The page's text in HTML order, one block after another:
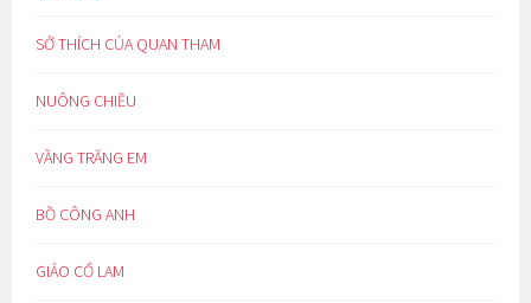
SỞ THÍCH CỦA QUAN THAM
NUÔNG CHIỀU
VẦNG TRĂNG EM
BỒ CÔNG ANH
GIẢO CỔ LAM